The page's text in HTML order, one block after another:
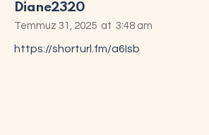
Diane2320
Temmuz 31, 2025 at 3:48 am
https://shorturl.fm/a6Isb